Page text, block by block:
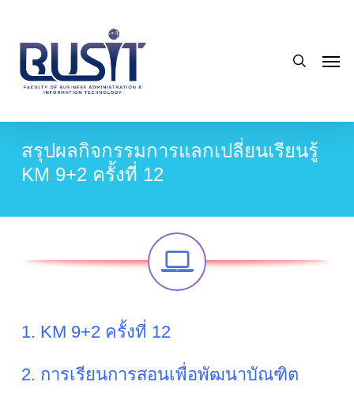
main
content
สรุปผลกิจกรรมการแลกเปลี่ยนเรียนรู้
KM 9+2 ครั้งที่ 12
1. KM 9+2 ครั้งที่ 12
2. การเรียนการสอนเพื่อพัฒนาบัณฑิต